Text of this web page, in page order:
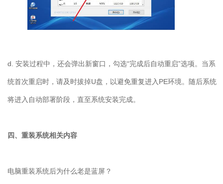
d. 安装过程中，还会弹出新窗口，勾选“完成后自动重启”选项。当系
统首次重启时，请及时拔掉U盘，以避免重复进入 PE环境。随后系统
将进入自动部署阶段，直至系统安装完成。
四、重装系统相关内容
电脑重装系统后为什么老是蓝屏？